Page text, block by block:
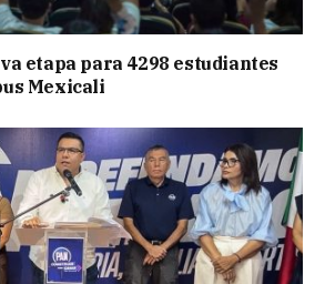
etapa para 4298 estudiantes
Mexicali